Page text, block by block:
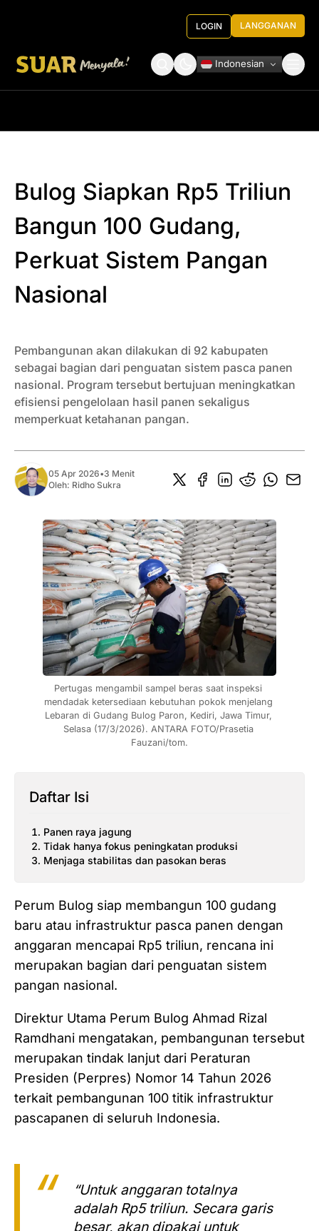
LOGIN LANGGANAN
Indonesian
Bulog Siapkan Rp5 Triliun
Bangun 100 Gudang,
Perkuat Sistem Pangan
Nasional
Pembangunan akan dilakukan di 92 kabupaten
sebagai bagian dari penguatan sistem pasca panen
nasional. Program tersebut bertujuan meningkatkan
efisiensi pengelolaan hasil panen sekaligus
memperkuat ketahanan pangan.
05 Apr 2026•3 Menit
Oleh: Ridho Sukra
Pertugas mengambil sampel beras saat inspeksi
mendadak ketersediaan kebutuhan pokok menjelang
Lebaran di Gudang Bulog Paron, Kediri, Jawa Timur,
Selasa (17/3/2026). ANTARA FOTO/Prasetia
Fauzani/tom.
Daftar Isi
Panen raya jagung
Tidak hanya fokus peningkatan produksi
Menjaga stabilitas dan pasokan beras
Perum Bulog siap membangun 100 gudang
baru atau infrastruktur pasca panen dengan
anggaran mencapai Rp5 triliun, rencana ini
merupakan bagian dari penguatan sistem
pangan nasional.
Direktur Utama Perum Bulog Ahmad Rizal
Ramdhani mengatakan, pembangunan tersebut
merupakan tindak lanjut dari Peraturan
Presiden (Perpres) Nomor 14 Tahun 2026
terkait pembangunan 100 titik infrastruktur
pascapanen di seluruh Indonesia.
“Untuk anggaran totalnya
adalah Rp5 triliun. Secara garis
besar, akan dipakai untuk